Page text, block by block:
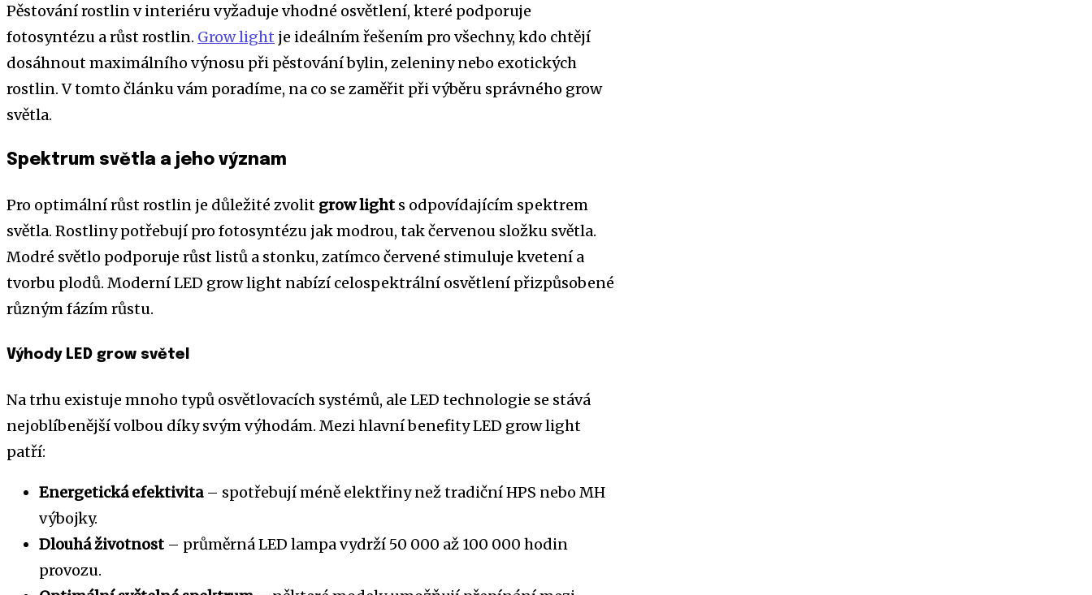
Pěstování rostlin v interiéru vyžaduje vhodné osvětlení, které podporuje
fotosyntézu a růst rostlin. Grow light je ideálním řešením pro všechny, kdo chtějí
dosáhnout maximálního výnosu při pěstování bylin, zeleniny nebo exotických
rostlin. V tomto článku vám poradíme, na co se zaměřit při výběru správného grow
světla.
Spektrum světla a jeho význam
Pro optimální růst rostlin je důležité zvolit grow light s odpovídajícím spektrem
světla. Rostliny potřebují pro fotosyntézu jak modrou, tak červenou složku světla.
Modré světlo podporuje růst listů a stonku, zatímco červené stimuluje kvetení a
tvorbu plodů. Moderní LED grow light nabízí celospektrální osvětlení přizpůsobené
různým fázím růstu.
Výhody LED grow světel
Na trhu existuje mnoho typů osvětlovacích systémů, ale LED technologie se stává
nejoblíbenější volbou díky svým výhodám. Mezi hlavní benefity LED grow light
patří:
Energetická efektivita– spotřebují méně elektřiny než tradiční HPS nebo MH
výbojky.
Dlouhá životnost – průměrná LED lampa vydrží 50 000 až 100 000 hodin
provozu.